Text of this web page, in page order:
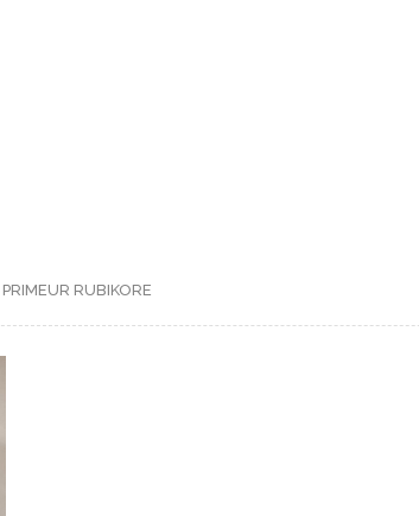
PRIMEUR RUBIKORE